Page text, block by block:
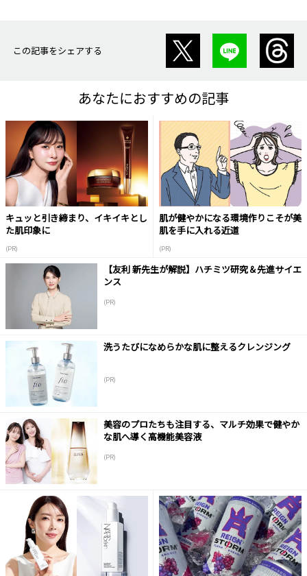
この記事をシェアする
あなたにおすすめの記事
キュッと引き締まり、イキイキとし
た肌印象に
(PR)
肌が健やかになる環境作りこそが美
肌を手に入れる近道
(PR)
【友利 新先生が解説】ハチミツ研究＆先進サイエ
ンス
(PR)
洗うたびになめらかな肌に整えるクレンジング
(PR)
美容のプロたちも注目する、マルチ効果で健やか
な肌へ導く高機能美容液
(PR)